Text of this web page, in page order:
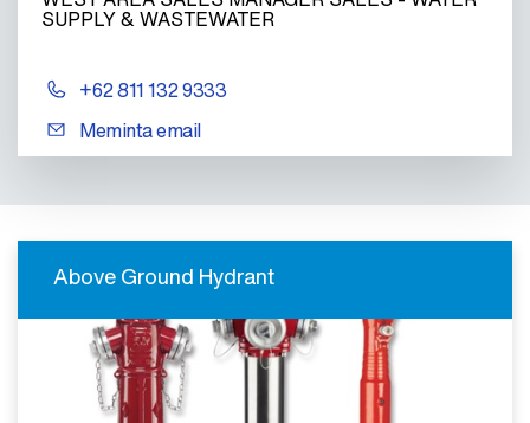
SUPPLY & WASTEWATER
+62 811 132 9333
Meminta email
Above Ground Hydrant